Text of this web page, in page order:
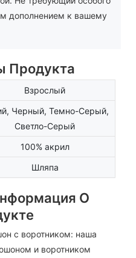
дополнением к вашему
Продукта
Взрослый
Черный, Темно-Серый,
Светло-Серый
100% акрил
Шляпа
О
с воротником: наша
и воротником